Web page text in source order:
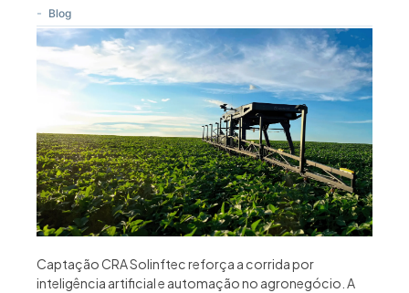
- Blog
Captação CRA Solinftec reforça a corrida por
inteligência artificial e automação no agronegócio. A